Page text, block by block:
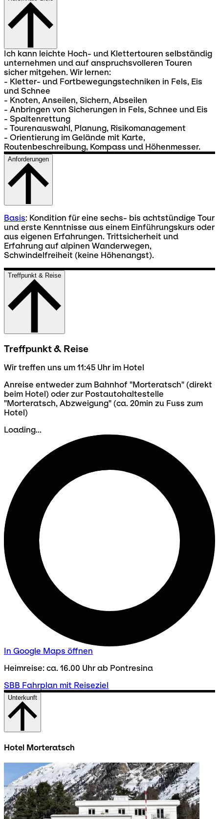
Ich kann leichte Hoch- und Klettertouren selbständig
unternehmen und auf anspruchsvolleren Touren
sicher mitgehen. Wir lernen:
- Kletter- und Fortbewegungstechniken in Fels, Eis
und Schnee
- Knoten, Anseilen, Sichern, Abseilen
- Anbringen von Sicherungen in Fels, Schnee und Eis
- Spaltenrettung
- Tourenauswahl, Planung, Risikomanagement
- Orientierung im Gelände mit Karte,
Routenbeschreibung, Kompass und Höhenmesser.
Anforderungen
Basis: Kondition für eine sechs- bis achtstündige Tour
und erste Kenntnisse aus einem Einführungskurs oder
aus eigenen Erfahrungen. Trittsicherheit und
Erfahrung auf alpinen Wanderwegen,
Schwindelfreiheit (keine Höhenangst).
Treffpunkt & Reise
Treffpunkt & Reise
Wir treffen uns um 11:45 Uhr im Hotel
Anreise entweder zum Bahnhof "Morteratsch" (direkt
beim Hotel) oder zur Postautohaltestelle
"Morteratsch, Abzweigung" (ca. 20min zu Fuss zum
Hotel)
Loading...
In Google Maps öffnen
Heimreise: ca. 16.00 Uhr ab Pontresina
SBB Fahrplan mit Reiseziel
Unterkunft
Hotel Morteratsch